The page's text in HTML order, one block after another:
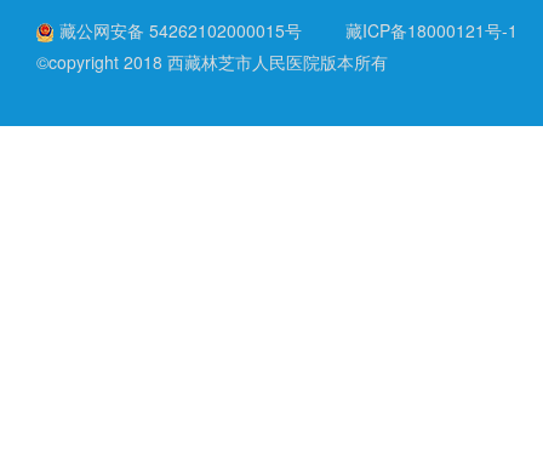
藏公网安备 54262102000015号
藏ICP备18000121号-1
©copyright 2018 西藏林芝市人民医院版本所有